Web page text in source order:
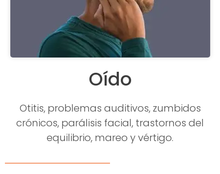
Oído
Otitis, problemas auditivos, zumbidos
crónicos, parálisis facial, trastornos del
equilibrio, mareo y vértigo.